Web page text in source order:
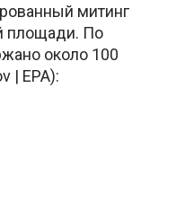
митинг
площади. По
около 100
| EPA):